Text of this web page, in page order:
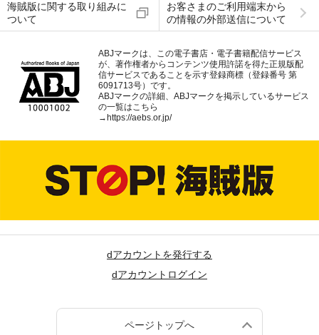
海賊版に関する取り組みに
ついて
お客さまのご利用端末から
の情報の外部送信について
ABJマークは、この電子書店・電子書籍配信サービス
が、著作権者からコンテンツ使用許諾を得た正規版配
信サービスであることを示す登録商標（登録番号 第
6091713号）です。
ABJマークの詳細、ABJマークを掲示しているサービス
の一覧はこちら
→ https://aebs.or.jp/
dアカウントを発行する
dアカウントログイン
ページトップへ